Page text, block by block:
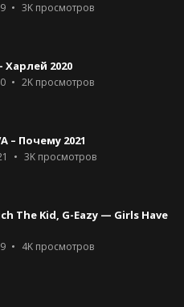
3Kпросмотров
2020
2Kпросмотров
– Почему 2021
3Kпросмотров
The Kid, G-Eazy — Girls Have
4Kпросмотров